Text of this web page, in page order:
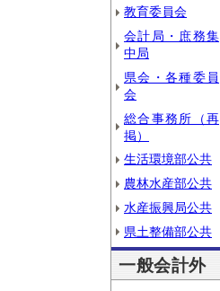
教育委員会
会計局・庶務集
中局
県会・各種委員
会
総合事務所（再
掲）
生活環境部公共
農林水産部公共
水産振興局公共
県土整備部公共
一般会計外